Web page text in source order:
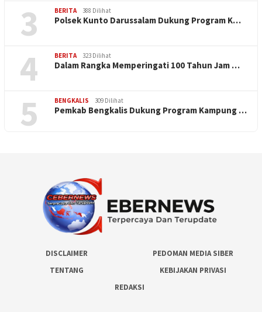
3 BERITA 388 Dilihat
Polsek Kunto Darussalam Dukung Program K…
4 BERITA 323 Dilihat
Dalam Rangka Memperingati 100 Tahun Jam …
5 BENGKALIS 309 Dilihat
Pemkab Bengkalis Dukung Program Kampung …
DISCLAIMER
PEDOMAN MEDIA SIBER
TENTANG
KEBIJAKAN PRIVASI
REDAKSI